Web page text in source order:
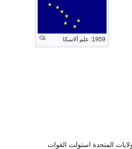
1959: علم ألاسكا
المتحدة استولت القوات